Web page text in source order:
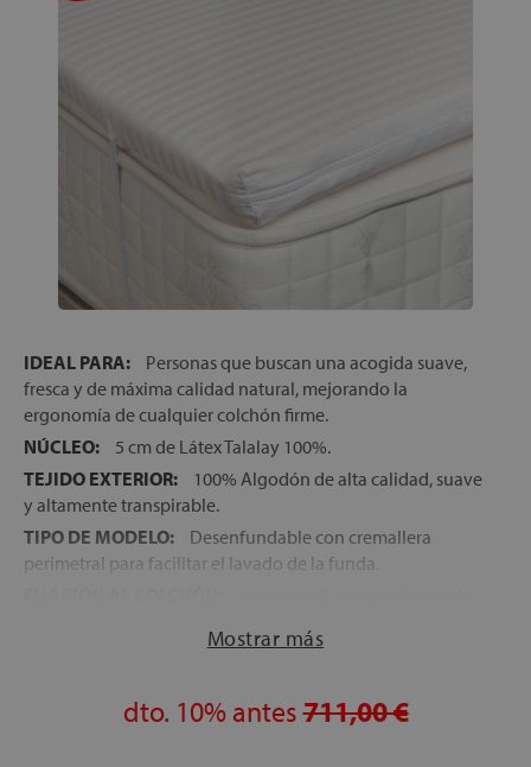
IDEAL PARA:
Personas que buscan una acogida suave,
fresca y de máxima calidad natural, mejorando la
ergonomía de cualquier colchón firme.
NÚCLEO:
5 cm de Látex Talalay 100%.
TEJIDO EXTERIOR:
100% Algodón de alta calidad, suave
y altamente transpirable.
TIPO DE MODELO:
Desenfundable con cremallera
perimetral para facilitar el lavado de la funda.
Alto. Ideal para colchones que se sienten demasiado
Mostrar más
dto. 10% antes711,00 €